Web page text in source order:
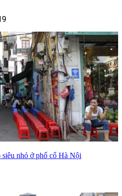
nhỏ ở phố cổ Hà Nội